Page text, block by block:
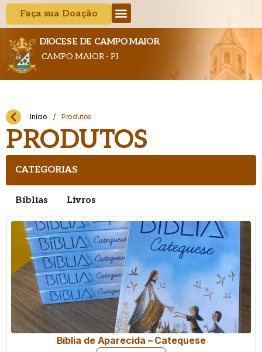
Faça sua Doação
DIOCESE DE CAMPO MAIOR
CAMPO MAIOR - PI
Início / Produtos
PRODUTOS
Bíblia de Aparecida – Catequese
CATEGORIAS
Bíblias Livros